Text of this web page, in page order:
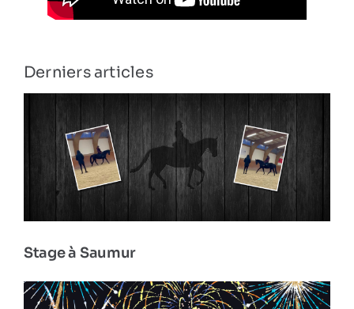
Derniers articles
Stage à Saumur